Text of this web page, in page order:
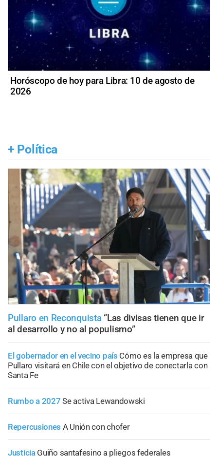
Horóscopo de hoy para Libra: 10 de agosto de
2026
+ Política
Pullaro en Reconquista “Las divisas tienen que ir
al desarrollo y no al populismo”
El gobernador en el vecino país Cómo es la empresa que
Pullaro visitará en Chile con el objetivo de conectarla con
Santa Fe
Rumbo a 2027 Se activa Lewandowski
Repercusiones A Unión con chofer
Justicia Guiño santafesino a pliegos federales